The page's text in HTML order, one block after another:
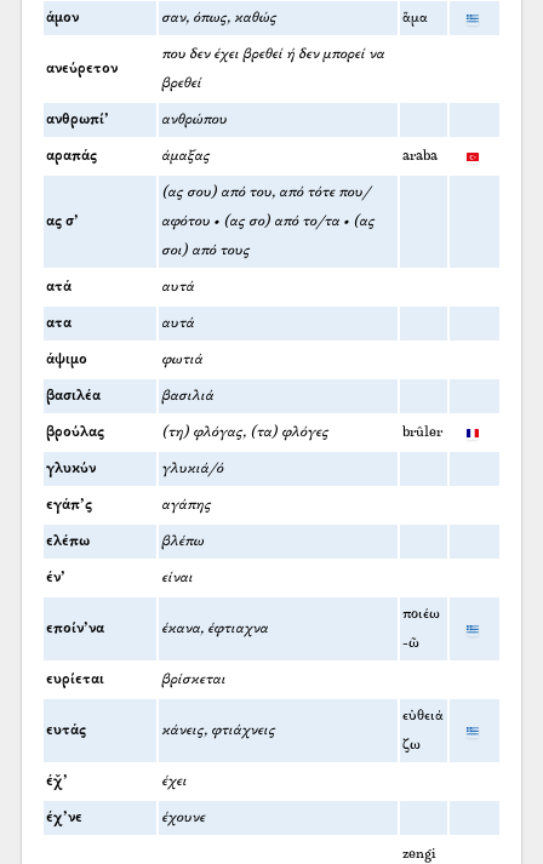
άμον σαν, όπως, καθώς ἅμα
ανεύρετον
που δεν έχει βρεθεί ή δεν μπορεί να
βρεθεί
ανθρωπί’ ανθρώπου
αραπάς άμαξας araba
ας σ’
(ας σου) από του, από τότε που/
αφότου • (ας σο) από το/τα • (ας
σοι) από τους
ατά αυτά
ατα αυτά
άψιμο φωτιά
βασιλέα βασιλιά
βρούλας (τη) φλόγας, (τα) φλόγες brûler
γλυκύν γλυκιά/ό
εγάπ’ς αγάπης
ελέπω βλέπω
έν’ είναι
εποίν’να έκανα, έφτιαχνα
ποιέω
-ῶ
ευρίεται βρίσκεται
ευτάς κάνεις, φτιάχνεις
εὐθειά
ζω
έχ̌’ έχει
έχ’νε έχουνε
zengi